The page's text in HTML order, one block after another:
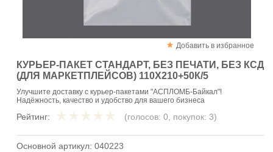
Добавить в избранное
КУРЬЕР-ПАКЕТ СТАНДАРТ, БЕЗ ПЕЧАТИ, БЕЗ КСД
(ДЛЯ МАРКЕТПЛЕЙСОВ) 110X210+50К/5
Улучшите доставку с курьер-пакетами "АСПЛОМБ-Байкал"!
Надёжность, качество и удобство для вашего бизнеса
Рейтинг: (голосов: 0, покупок: 3)
Основной артикул: 040223